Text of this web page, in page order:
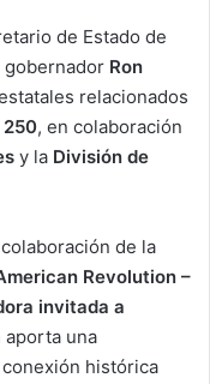
de Estado de
gobernador Ron
relacionados
250, en colaboración
y la División de
de la
Revolution –
invitada a
aporta una
histórica